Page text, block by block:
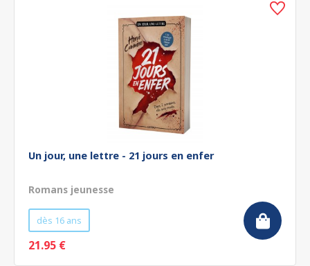
Un jour, une lettre - 21 jours en enfer
Romans jeunesse
dès 16 ans
21.95 €